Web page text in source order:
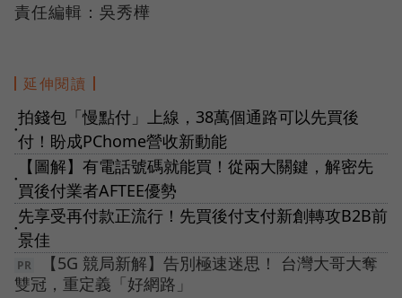
責任編輯：吳秀樺
延伸閱讀
●
拍錢包「慢點付」上線，38萬個通路可以先買後
付！盼成PChome營收新動能
●
【圖解】有電話號碼就能買！從兩大關鍵，解密先
買後付業者AFTEE優勢
●
先享受再付款正流行！先買後付支付新創轉攻B2B前
景佳
【5G 競局新解】告別極速迷思！ 台灣大哥大奪
雙冠，重定義「好網路」